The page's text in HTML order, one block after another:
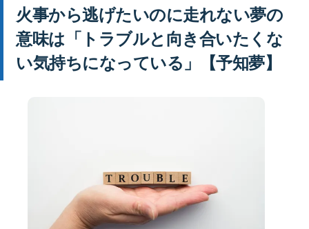
火事から逃げたいのに走れない夢の
意味は「トラブルと向き合いたくな
い気持ちになっている」【予知夢】